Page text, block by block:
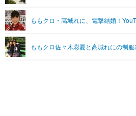
リリース一覧
プッシュ通知の停止方法
ももクロ・高城れに、電撃結婚！
ももクロ佐々木彩夏と高城れにの制